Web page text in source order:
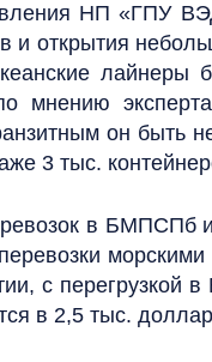
НП «ГПУ
и открытия
лайнеры
мнению
он быть
3 тыс.
в БМПСПб
с
в 2,5 тыс.